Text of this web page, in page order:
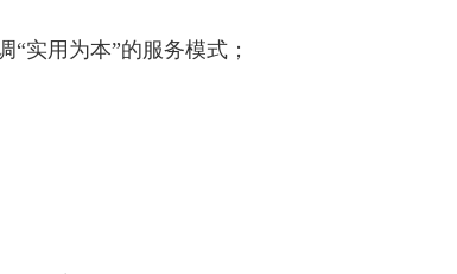
实用为本”的服务模式；